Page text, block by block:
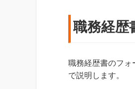
職務経歴
職務経歴書のフォ
で説明します。